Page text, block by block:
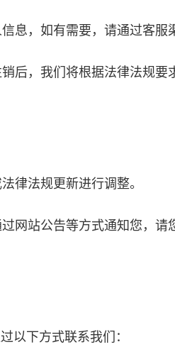
息，如有需要，请通过客服
后，我们将根据法律法规要
律法规更新进行调整。
网站公告等方式通知您，请
以下方式联系我们：